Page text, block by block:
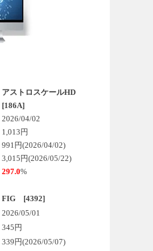
アストロスケールHD
[186A]
2026/04/02
1,013円
991円(2026/04/02)
3,015円(2026/05/22)
297.0%
FIG [4392]
2026/05/01
345円
339円(2026/05/07)